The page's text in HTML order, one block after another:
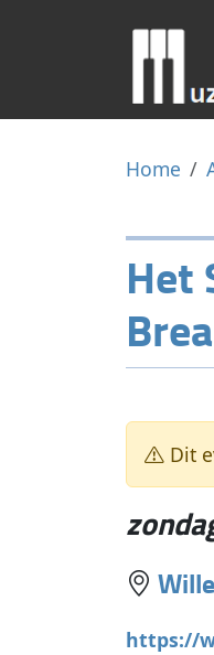
Home
Het
Dit
https://